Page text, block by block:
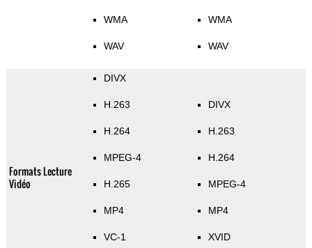
WMA
WAV
WMA
WAV
Formats Lecture
Vidéo
DIVX
H.263
H.264
MPEG-4
H.265
MP4
VC-1
DIVX
H.263
H.264
MPEG-4
MP4
XVID